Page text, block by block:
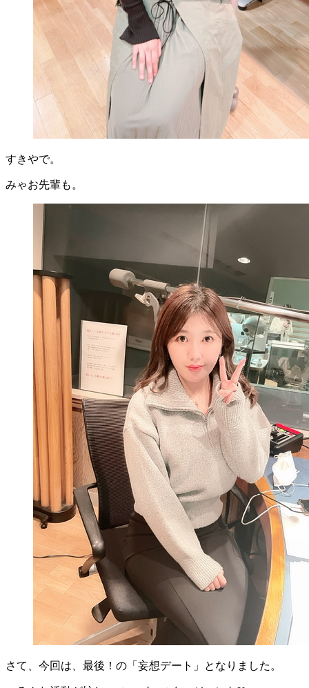
すきやで。
みゃお先輩も。
さて、今回は、最後！の「妄想デート」となりました。